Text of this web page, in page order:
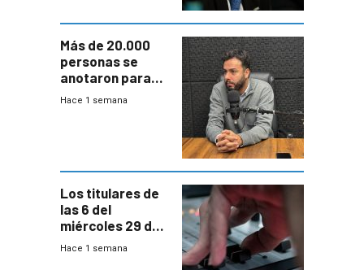
Más de 20.000
personas se
anotaron para
las pruebas
Hace 1 semana
Los titulares de
las 6 del
miércoles 29 de
julio de 2026
Hace 1 semana